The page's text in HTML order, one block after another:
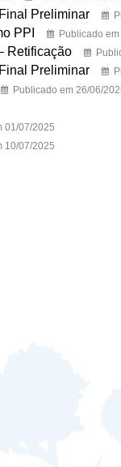
Preliminar
PPI Publicado
Retificação
Preliminar
Publicado em 26/06/
01/07/2025
10/07/2025